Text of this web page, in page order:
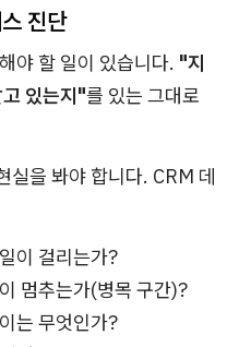
진단
야 할 일이 있습니다. "지
있는지"를 있는 그대로
실을 봐야 합니다. CRM 데
이 걸리는가?
멈추는가(병목 구간)?
는 무엇인가?